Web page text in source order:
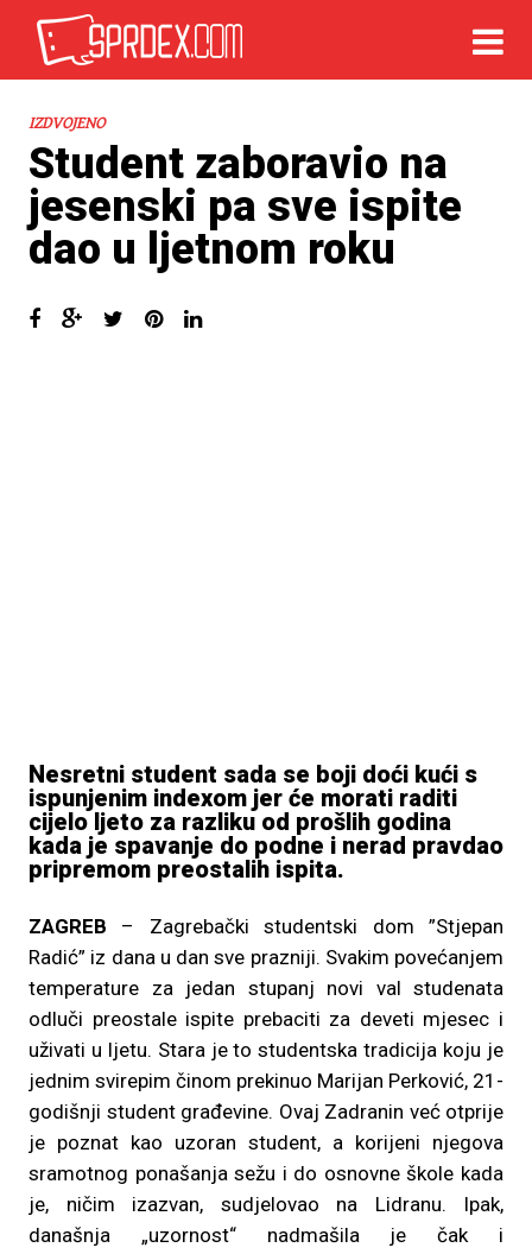
IZDVOJENO
Student zaboravio na
jesenski pa sve ispite
dao u ljetnom roku
Nesretni student sada se boji doći kući s
ispunjenim indexom jer će morati raditi
cijelo ljeto za razliku od prošlih godina
kada je spavanje do podne i nerad pravdao
pripremom preostalih ispita.
ZAGREB – Zagrebački studentski dom ”Stjepan
Radić” iz dana u dan sve prazniji. Svakim povećanjem
temperature za jedan stupanj novi val studenata
odluči preostale ispite prebaciti za deveti mjesec i
uživati u ljetu. Stara je to studentska tradicija koju je
jednim svirepim činom prekinuo Marijan Perković, 21-
godišnji student građevine. Ovaj Zadranin već otprije
je poznat kao uzoran student, a korijeni njegova
sramotnog ponašanja sežu i do osnovne škole kada
je, ničim izazvan, sudjelovao na Lidranu. Ipak,
današnja „uzornost“ nadmašila je čak i